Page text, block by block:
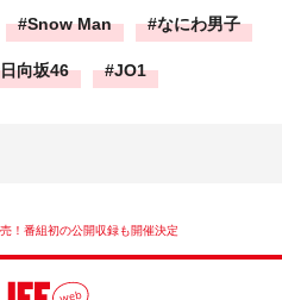
Snow Man なにわ男子
日向坂46 JO1
！番組初の公開収録も開催決定